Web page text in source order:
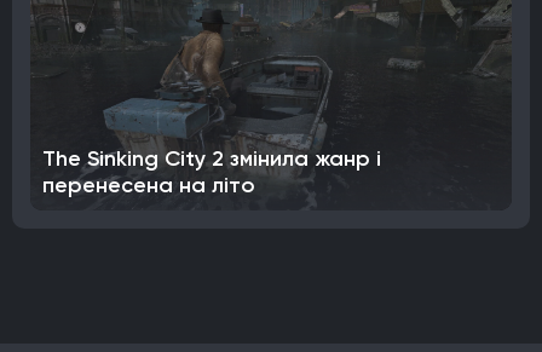
The Sinking City 2 змінила жанр і
перенесена на літо